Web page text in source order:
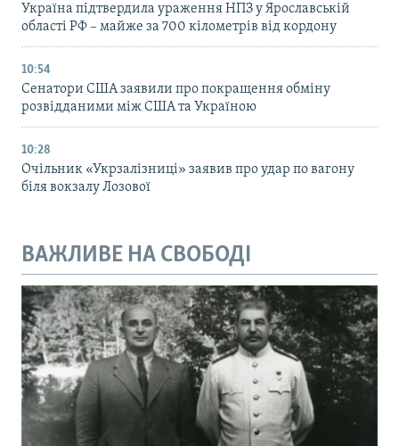
Україна підтвердила ураження НПЗ у Ярославській
області РФ – майже за 700 кілометрів від кордону
10:54
Сенатори США заявили про покращення обміну
розвідданими між США та Україною
10:28
Очільник «Укрзалізниці» заявив про удар по вагону
біля вокзалу Лозової
ВАЖЛИВЕ НА СВОБОДІ